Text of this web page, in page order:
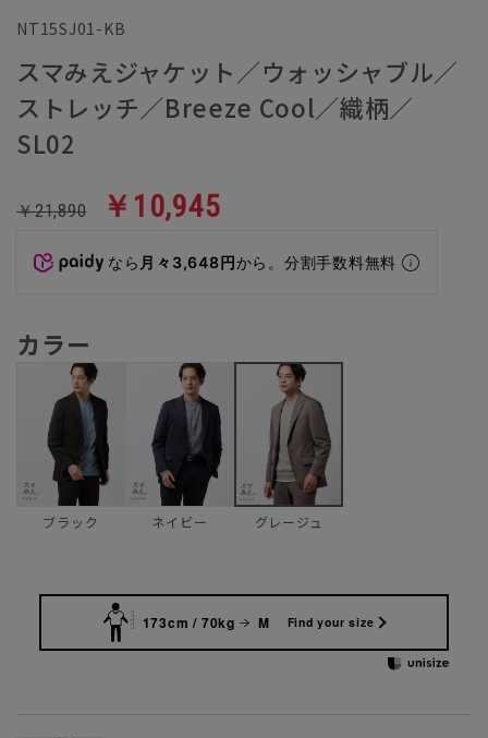
NT15SJ01-KB
スマみえジャケット／ウォッシャブル／
ストレッチ／Breeze Cool／織柄／
SL02
￥21,890 ￥10,945
なら 月々3,648円から。分割手数料無料
カラー
ブラック ネイビー グレージュ
173cm / 70kg M Find your size